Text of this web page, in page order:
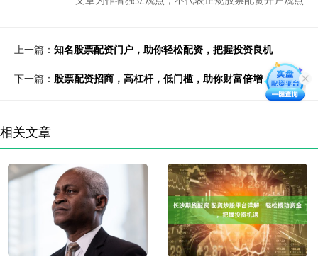
上一篇： 知名股票配资门户，助你轻松配资，把握投资良机
下一篇： 股票配资招商，高杠杆，低门槛，助你财富倍增
相关文章